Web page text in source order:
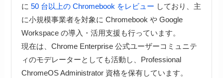
に 50 台以上の Chromebook をレビュー しており、主
に小規模事業者を対象に Chromebook や Google
Workspace の導入・活用支援も行っています。
現在は、Chrome Enterprise 公式ユーザーコミュニテ
ィのモデレーターとしても活動し、Professional
ChromeOS Administrator 資格を保有しています。